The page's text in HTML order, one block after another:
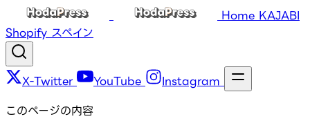
Home KAJABI
Shopify スペイン
X-Twitter YouTube Instagram
このページの内容